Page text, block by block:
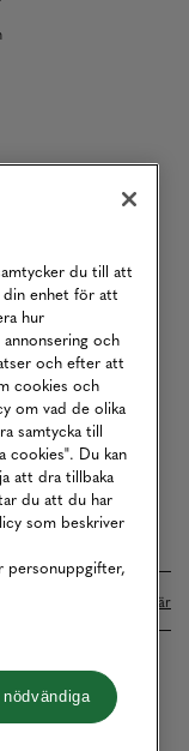
med Klarna. Läs mer här
du till att
din enhet för att
hur
och
och efter att
cookies och
om vad de olika
samtycka till
cookies". Du kan
att dra tillbaka
du att du har
som beskriver
personuppgifter,